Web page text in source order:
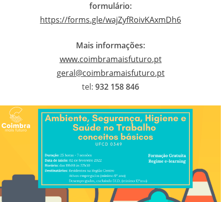
formulário:
https://forms.gle/wajZyfRoivKAxmDh6
Mais informações:
www.coimbramaisfuturo.pt
geral@coimbramaisfuturo.pt
tel: 932 158 846